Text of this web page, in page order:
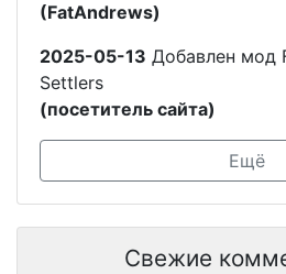
(FatAndrews)
2025-05-13 Добавлен мод
Settlers
(посетитель сайта)
Ещё
Свежие